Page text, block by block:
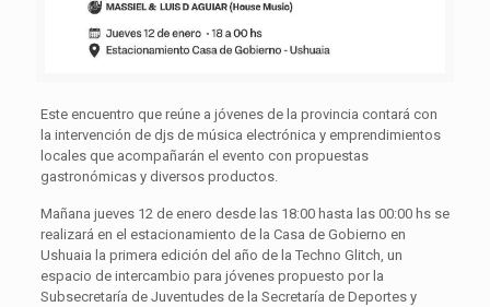
Este encuentro que reúne a jóvenes de la provincia contará con
la intervención de djs de música electrónica y emprendimientos
locales que acompañarán el evento con propuestas
gastronómicas y diversos productos.
Mañana jueves 12 de enero desde las 18:00 hasta las 00:00 hs se
realizará en el estacionamiento de la Casa de Gobierno en
Ushuaia la primera edición del año de la Techno Glitch, un
espacio de intercambio para jóvenes propuesto por la
Subsecretaría de Juventudes de la Secretaría de Deportes y